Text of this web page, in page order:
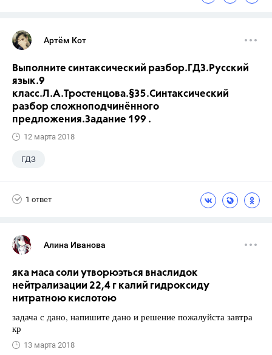
Артём Кот
Выполните синтаксический разбор.ГДЗ.Русский
язык.9
класс.Л.А.Тростенцова.§35.Синтаксический
разбор сложноподчинённого
предложения.Задание 199 .
12 марта 2018
ГДЗ
1 ответ
Алина Иванова
яка маса соли утворюэться внаслидок
нейтрализации 22,4 г калий гидроксиду
нитратною кислотою
задача с дано, напишите дано и решение пожалуйста завтра
кр
13 марта 2018